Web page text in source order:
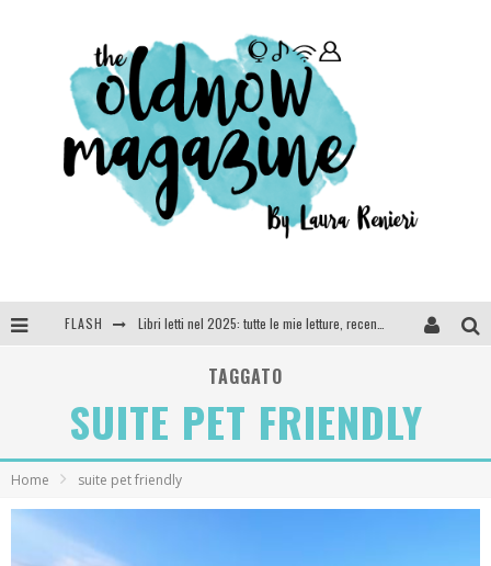
FLASH
SEE YOU AT 5 | Chanel
Anya Taylor-Joy, Jisoo e Willow Smith protagoniste della nuova campagna Dior Addict
TAGGATO
SUITE PET FRIENDLY
Home suite pet friendly